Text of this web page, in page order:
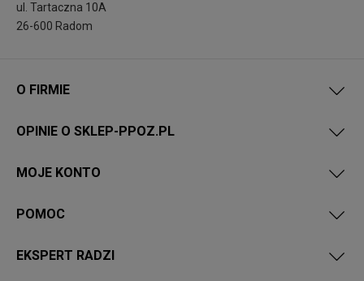
ul. Tartaczna 10A
26-600 Radom
O FIRMIE
OPINIE O SKLEP-PPOZ.PL
MOJE KONTO
POMOC
EKSPERT RADZI